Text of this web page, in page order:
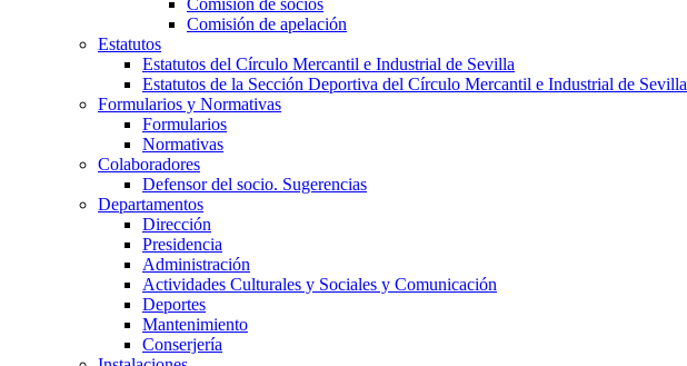
Comisión de socios
Comisión de apelación
Estatutos
Estatutos del Círculo Mercantil e Industrial de Sevilla
Estatutos de la Sección Deportiva del Círculo Mercantil e Industrial de Sevilla
Formularios y Normativas
Formularios
Normativas
Colaboradores
Defensor del socio. Sugerencias
Departamentos
Dirección
Presidencia
Administración
Actividades Culturales y Sociales y Comunicación
Deportes
Mantenimiento
Conserjería